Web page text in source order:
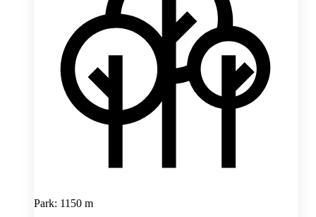
Park: 1150 m